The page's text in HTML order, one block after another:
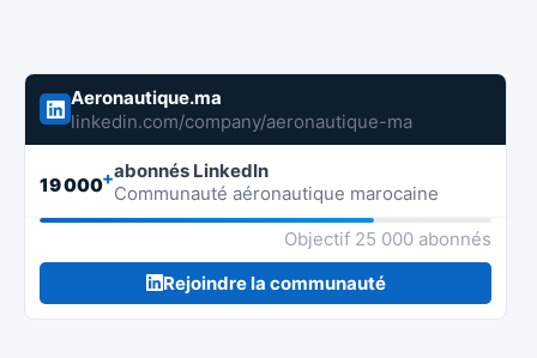
Aeronautique.ma
linkedin.com/company/aeronautique-ma
19 000+abonnés LinkedIn
Communauté aéronautique marocaine
Objectif 25 000 abonnés
Rejoindre la communauté